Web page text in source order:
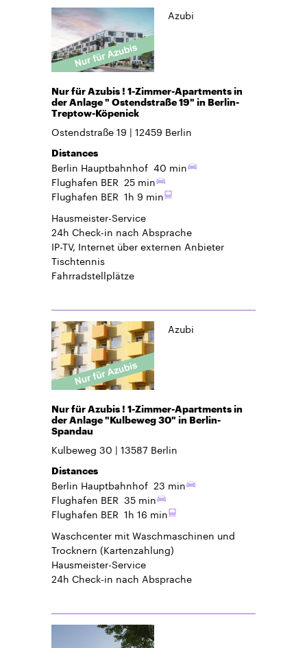
Azubi
Nur für Azubis ! 1-Zimmer-Apartments in
der Anlage " Ostendstraße 19" in Berlin-
Treptow-Köpenick
Ostendstraße 19 12459 Berlin
Distances
Berlin Hauptbahnhof 40 min
Flughafen BER 25 min
Flughafen BER 1h 9 min
Hausmeister-Service
24h Check-in nach Absprache
IP-TV, Internet über externen Anbieter
Tischtennis
Fahrradstellplätze
Azubi
Nur für Azubis ! 1-Zimmer-Apartments in
der Anlage "Kulbeweg 30" in Berlin-
Spandau
Kulbeweg 30 13587 Berlin
Distances
Berlin Hauptbahnhof 23 min
Flughafen BER 35 min
Flughafen BER 1h 16 min
Waschcenter mit Waschmaschinen und
Trocknern (Kartenzahlung)
Hausmeister-Service
24h Check-in nach Absprache